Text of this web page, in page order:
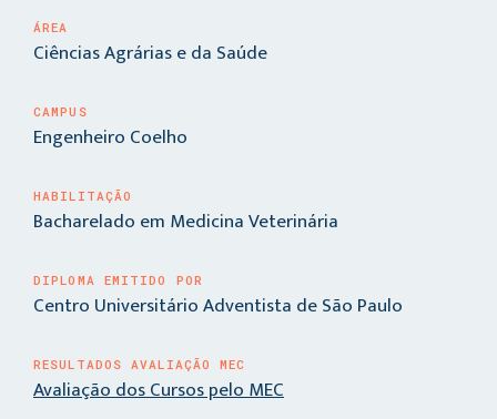
ÁREA
Ciências Agrárias e da Saúde
CAMPUS
Engenheiro Coelho
HABILITAÇÃO
Bacharelado em Medicina Veterinária
DIPLOMA EMITIDO POR
Centro Universitário Adventista de São Paulo
RESULTADOS AVALIAÇÃO MEC
Avaliação dos Cursos pelo MEC